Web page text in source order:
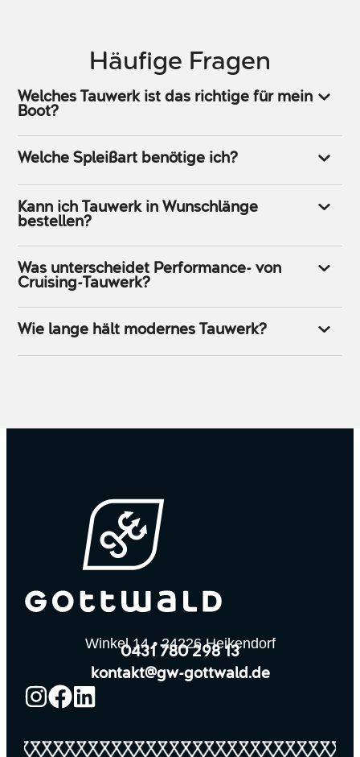
Häufige Fragen
Welches Tauwerk ist das richtige für mein
Boot?
Welche Spleißart benötige ich?
Kann ich Tauwerk in Wunschlänge
bestellen?
Was unterscheidet Performance- von
Cruising-Tauwerk?
Wie lange hält modernes Tauwerk?
Winkel 14 • 24226 Heikendorf
0431 780 298 13
kontakt@gw-gottwald.de